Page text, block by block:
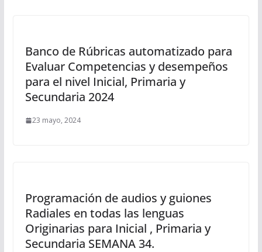
Banco de Rúbricas automatizado para
Evaluar Competencias y desempeños
para el nivel Inicial, Primaria y
Secundaria 2024
23 mayo, 2024
Programación de audios y guiones
Radiales en todas las lenguas
Originarias para Inicial , Primaria y
Secundaria SEMANA 34.